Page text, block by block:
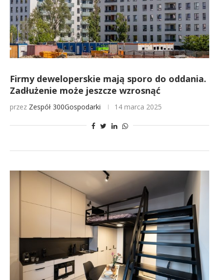
Firmy deweloperskie mają sporo do oddania.
Zadłużenie może jeszcze wzrosnąć
przez Zespół 300Gospodarki 14 marca 2025